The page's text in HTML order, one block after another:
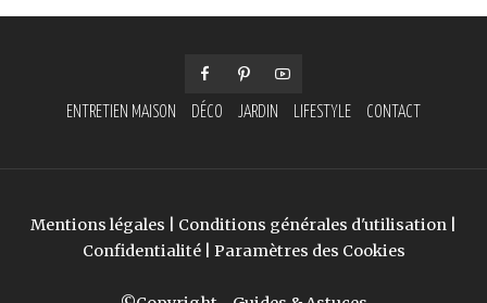
ENTRETIEN MAISON DÉCO JARDIN LIFESTYLE CONTACT
Mentions légales Conditions générales d'utilisation
Confidentialité| Paramètres des Cookies